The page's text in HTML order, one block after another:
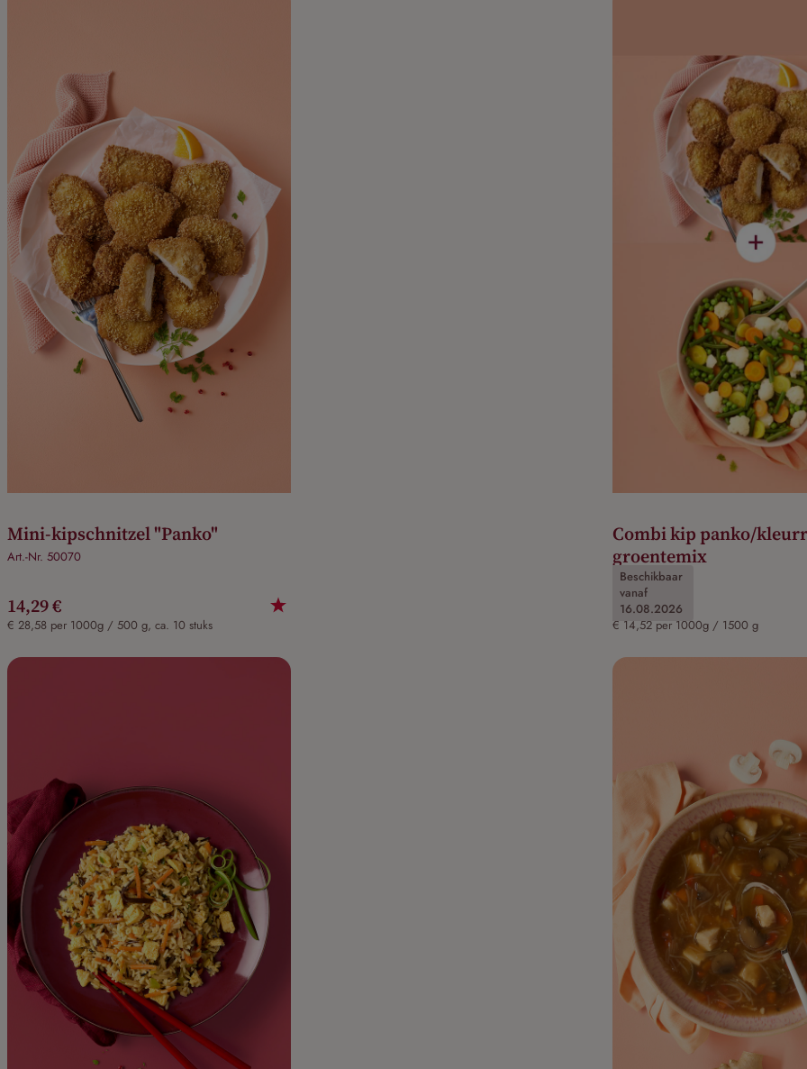
Mini-kipschnitzel "Panko"
Art.-Nr. 50070
14,29 €
€ 28,58 per 1000g / 500 g, ca. 10 stuks
Beschikbaar
vanaf
16.08.2026
Combi kip panko/
groentemix
Art.-Nr. 31120
21,78 €
€ 14,52 per 1000g / 1500 g